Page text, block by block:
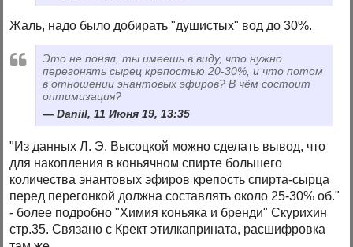
Жаль, надо было добирать "душистых" вод до 30%.
Это не понял, ты имеешь в виду, что нужно
перегонять сырец крепостью 20-30%, и что потом
в отношении энантовых эфиров? В чём состоит
оптимизация?
Daniil, 11 Июня 19, 13:35
"Из данных Л. Э. Высоцкой можно сделать вывод, что
для накопления в коньячном спирте большего
количества энантовых эфиров крепость спирта-сырца
перед перегонкой должна составлять около 25-30% об."
- более подробно "Химия коньяка и бренди" Скурихин
стр.35. Связано с Крект этилкаприната, расшифровка